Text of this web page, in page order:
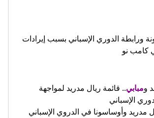
ورابطة الدوري الإسباني بسبب إيرادات
ومبابي.. قائمة ريال مدريد لمواجهة
الإسباني
مدريد وأوساسونا في الدروي الإسباني